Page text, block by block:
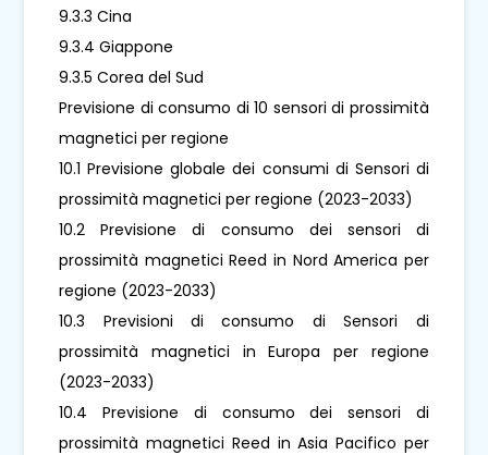
9.3.3 Cina
9.3.4 Giappone
9.3.5 Corea del Sud
Previsione di consumo di 10 sensori di prossimità
magnetici per regione
10.1 Previsione globale dei consumi di Sensori di
prossimità magnetici per regione (2023-2033)
10.2 Previsione di consumo dei sensori di
prossimità magnetici Reed in Nord America per
regione (2023-2033)
10.3 Previsioni di consumo di Sensori di
prossimità magnetici in Europa per regione
(2023-2033)
10.4 Previsione di consumo dei sensori di
prossimità magnetici Reed in Asia Pacifico per